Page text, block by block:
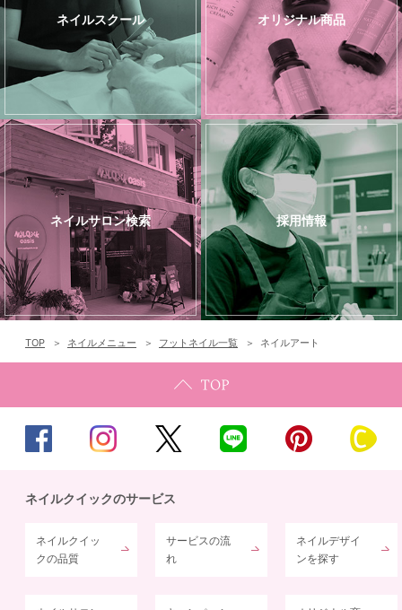
ネイルスクール オリジナル商品
ネイルサロン検索 採用情報
TOP ネイルメニュー フットネイル一覧 ネイルアート
ネイルクイックのサービス
ネイルクイッ
クの品質
サービスの流
れ
ネイルデザイ
ンを探す